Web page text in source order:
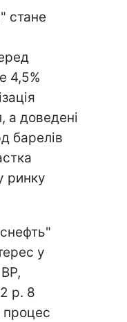
стане
4,5%
а доведені
барелів
ринку
у
р. 8
процес